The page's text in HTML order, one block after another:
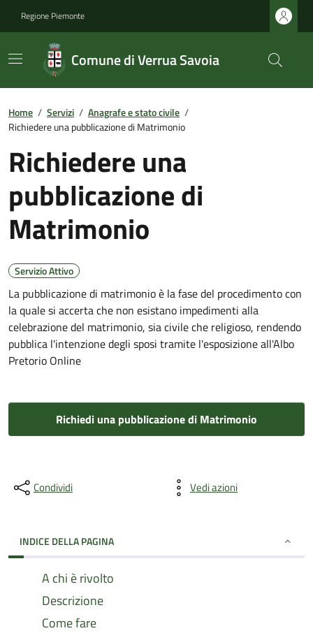
Regione Piemonte
Comune di Verrua Savoia
Home / Servizi / Anagrafe e stato civile /
Richiedere una pubblicazione di Matrimonio
Richiedere una
pubblicazione di
Matrimonio
Servizio Attivo
La pubblicazione di matrimonio è la fase del procedimento con
la quale si accerta che non esistano impedimenti alla
celebrazione del matrimonio, sia civile che religioso, rendendo
pubblica l'intenzione degli sposi tramite l'esposizione all'Albo
Pretorio Online
Richiedi una pubblicazione di Matrimonio
Condividi Vedi azioni
INDICE DELLA PAGINA
A chi è rivolto
Descrizione
Come fare